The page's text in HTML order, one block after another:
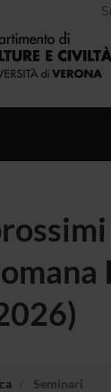
Seminari